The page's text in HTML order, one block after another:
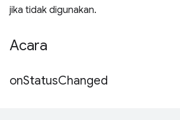
jika tidak digunakan.
Acara
onStatusChanged